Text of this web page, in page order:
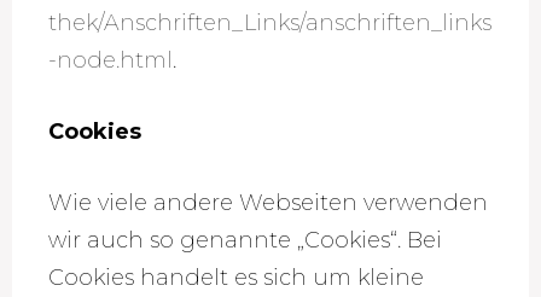
thek/Anschriften_Links/anschriften_links
-node.html .
Cookies
Wie viele andere Webseiten verwenden
wir auch so genannte „Cookies“. Bei
Cookies handelt es sich um kleine